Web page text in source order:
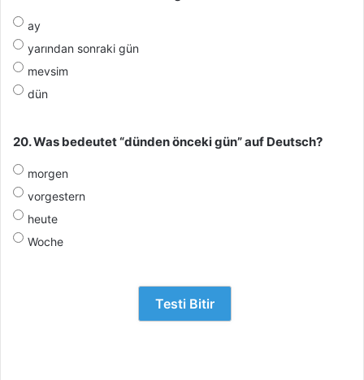
ay
yarından sonraki gün
mevsim
dün
20. Was bedeutet “dünden önceki gün” auf Deutsch?
morgen
vorgestern
heute
Woche